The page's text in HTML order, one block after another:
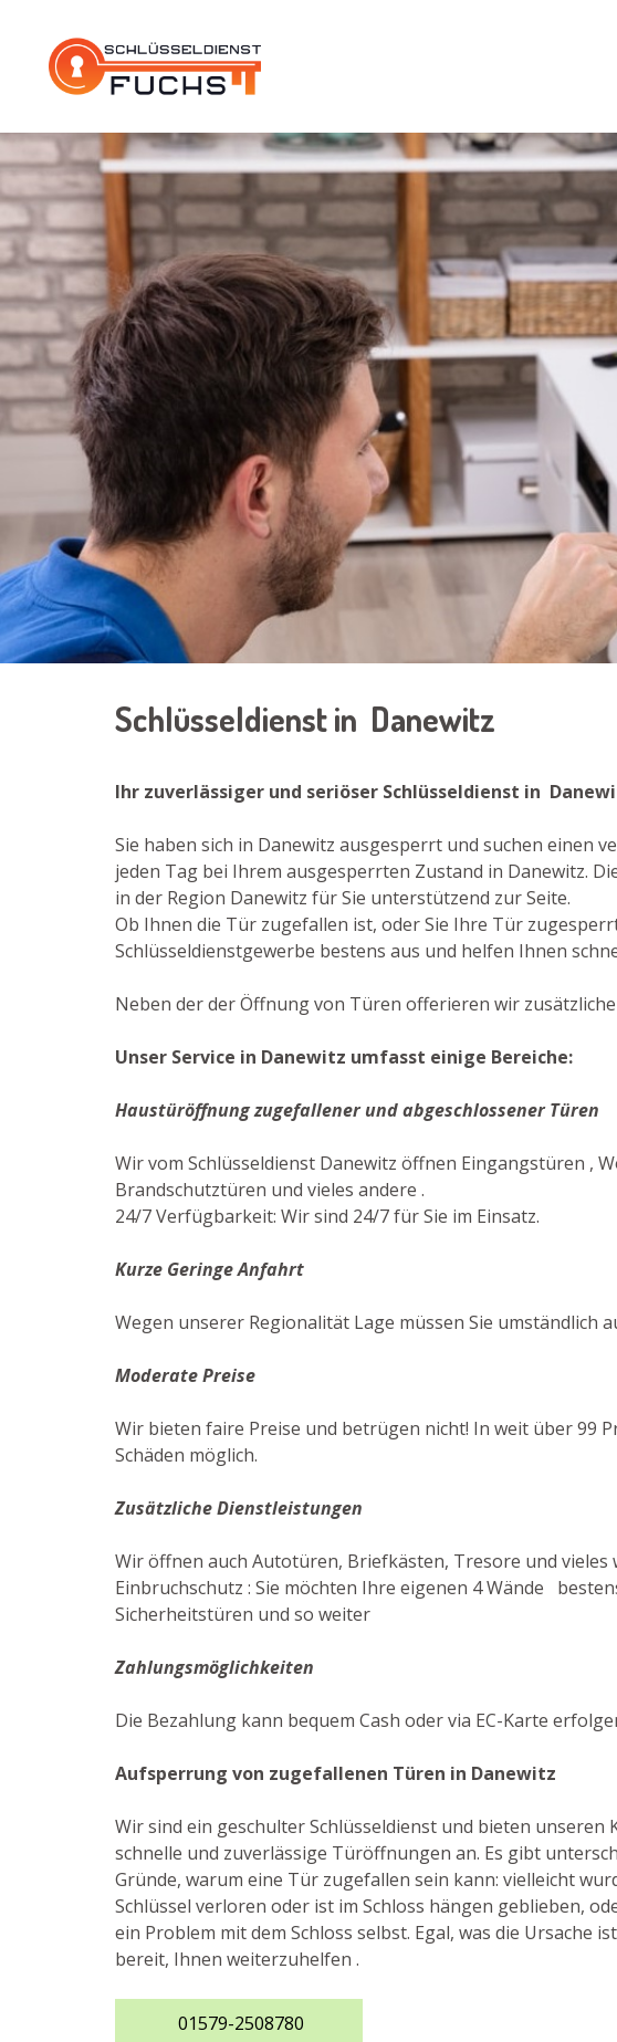
Schlüsseldienst in Danewitz
Ihr zuverlässiger und seriöser Schlüsseldienst in
Sie haben sich in Danewitz ausgesperrt und suchen einen
jeden Tag bei Ihrem ausgesperrten Zustand in Danewitz.
in der Region Danewitz für Sie unterstützend zur Seite.
Ob Ihnen die Tür zugefallen ist, oder Sie Ihre Tür
Schlüsseldienstgewerbe bestens aus und helfen Ihnen
Neben der der Öffnung von Türen offerieren wir
Unser Service in Danewitz umfasst einige Bereiche:
Haustüröffnung zugefallener und abgeschlossener Türen
Wir vom Schlüsseldienst Danewitz öffnen Eingangstüren
Brandschutztüren und vieles andere .
24/7 Verfügbarkeit: Wir sind 24/7 für Sie im Einsatz.
Kurze Geringe Anfahrt
Wegen unserer Regionalität Lage müssen Sie umständlich
Moderate Preise
Wir bieten faire Preise und betrügen nicht! In weit über 99
Schäden möglich.
Zusätzliche Dienstleistungen
Wir öffnen auch Autotüren, Briefkästen, Tresore und vieles
Einbruchschutz : Sie möchten Ihre eigenen 4 Wände
Sicherheitstüren und so weiter
Zahlungsmöglichkeiten
Die Bezahlung kann bequem Cash oder via EC-Karte
Aufsperrung von zugefallenen Türen in Danewitz
Wir sind ein geschulter Schlüsseldienst und bieten unseren
schnelle und zuverlässige Türöffnungen an. Es gibt
Gründe, warum eine Tür zugefallen sein kann: vielleicht
Schlüssel verloren oder ist im Schloss hängen geblieben,
ein Problem mit dem Schloss selbst. Egal, was die Ursache
bereit, Ihnen weiterzuhelfen .
01579-2508780